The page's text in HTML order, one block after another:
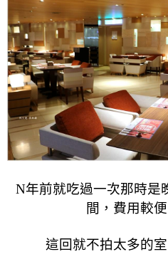
N年前就吃過一次那時是
間，費用較
這回就不拍太多的